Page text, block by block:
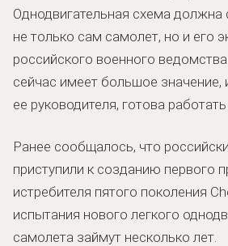
Однодвигательная схема должна
не только сам самолет, но и его
российского военного
сейчас имеет большое
ее руководителя, готова
Ранее сообщалось, что
приступили к созданию первого
истребителя пятого поколения
испытания нового легкого
самолета займут несколько лет.